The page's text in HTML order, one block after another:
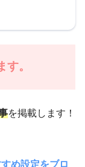
。
を掲載します！
め設定をブロ